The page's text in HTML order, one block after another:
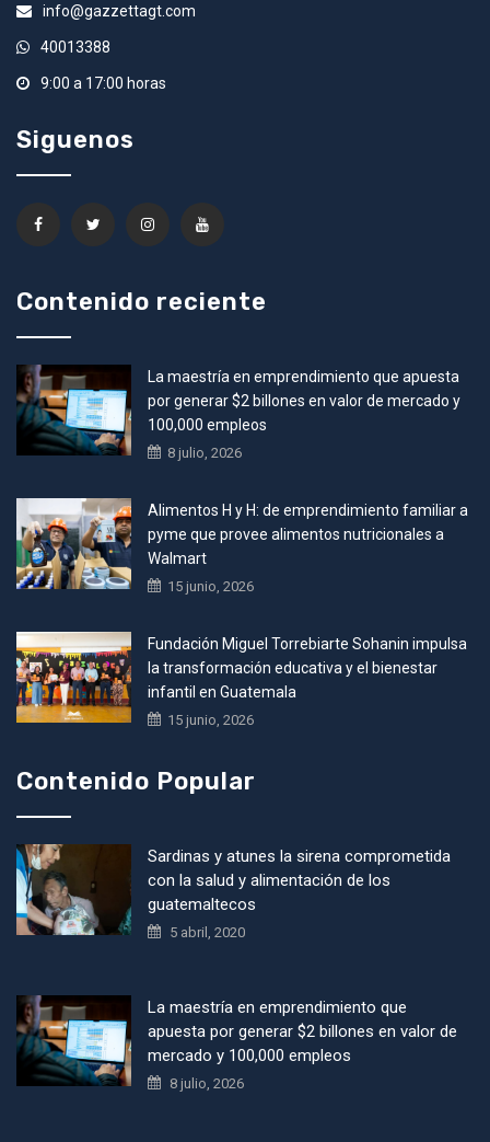
info@gazzettagt.com
40013388
9:00 a 17:00 horas
Siguenos
Contenido reciente
La maestría en emprendimiento que apuesta
por generar $2 billones en valor de mercado y
100,000 empleos
8 julio, 2026
Alimentos H y H: de emprendimiento familiar a
pyme que provee alimentos nutricionales a
Walmart
15 junio, 2026
Fundación Miguel Torrebiarte Sohanin impulsa
la transformación educativa y el bienestar
infantil en Guatemala
15 junio, 2026
Contenido Popular
Sardinas y atunes la sirena comprometida
con la salud y alimentación de los
guatemaltecos
5 abril, 2020
La maestría en emprendimiento que
apuesta por generar $2 billones en valor de
mercado y 100,000 empleos
8 julio, 2026